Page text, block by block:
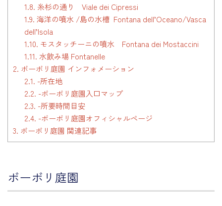
1.8. 糸杉の通り Viale dei Cipressi
1.9. 海洋の噴水 /島の水槽 Fontana dell’Oceano/Vasca
dell’Isola
1.10. モスタッチーニの噴水 Fontana dei Mostaccini
1.11. 水飲み場 Fontanelle
2. ボーボリ庭園 インフォメーション
2.1. -所在地
2.2. -ボーボリ庭園入口マップ
2.3. -所要時間目安
2.4. -ボーボリ庭園オフィシャルページ
3. ボーボリ庭園 関連記事
ボーボリ庭園